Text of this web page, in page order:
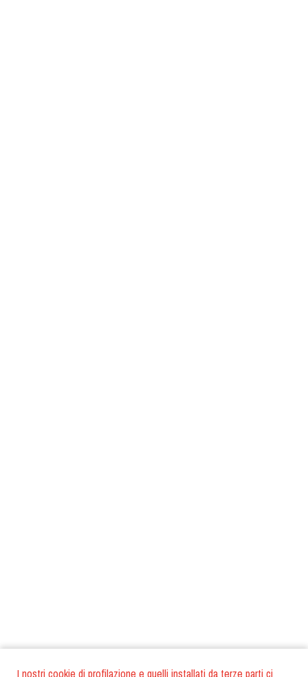
I nostri cookie di profilazione e quelli installati da terze parti ci